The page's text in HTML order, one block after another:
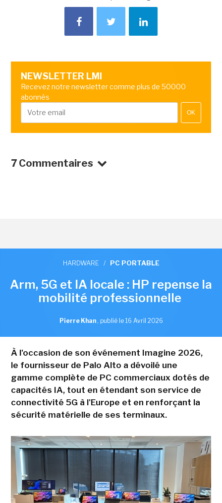
NEWSLETTER LMI
Recevez notre newsletter comme plus de 50000
abonnés
OK
7 Commentaires
HARDWARE / PC PORTABLE
Arm, 5G et IA locale : HP repense la
mobilité professionnelle
Pierre Khan , publié le 16 Avril 2026
À l'occasion de son événement Imagine 2026,
le fournisseur de Palo Alto a dévoilé une
gamme complète de PC commerciaux dotés de
capacités IA, tout en étendant son service de
connectivité 5G à l'Europe et en renforçant la
sécurité matérielle de ses terminaux.